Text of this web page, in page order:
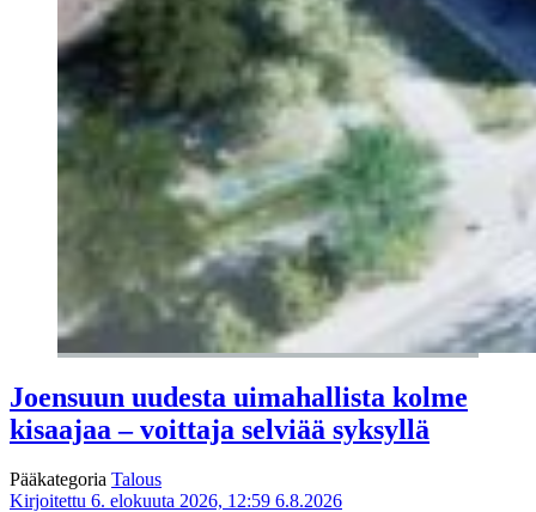
Joensuun uudesta uimahallista kolme
kisaajaa – voittaja selviää syksyllä
Pääkategoria Talous
Kirjoitettu 6. elokuuta 2026, 12:59 6.8.2026